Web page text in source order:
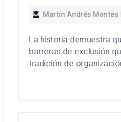
Martín Andrés Montes
La historia demuestra
barreras de exclusión
tradición de